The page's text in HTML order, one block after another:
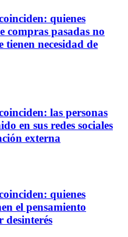
quienes
compras pasadas no
tienen necesidad de
las personas
en sus redes sociales
externa
quienes
el pensamiento
desinterés